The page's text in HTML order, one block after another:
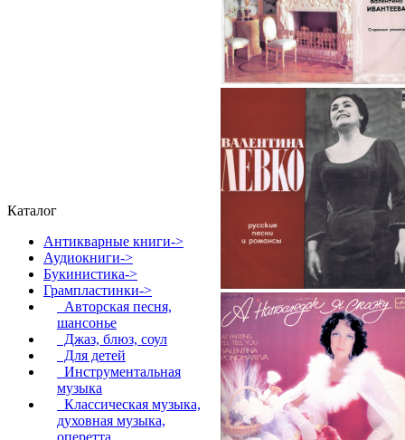
Каталог
Антикварные книги->
Аудиокниги->
Букинистика->
Грампластинки->
Авторская песня,
шансонье
Джаз, блюз, соул
Для детей
Инструментальная
музыка
Классическая музыка,
духовная музыка,
оперетта